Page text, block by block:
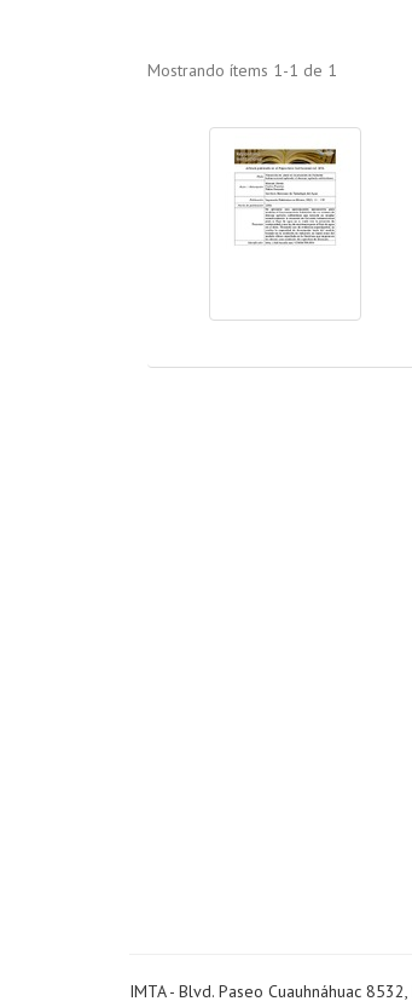
Mostrando ítems 1-1 de 1
IMTA - Blvd. Paseo Cuauhnáhuac